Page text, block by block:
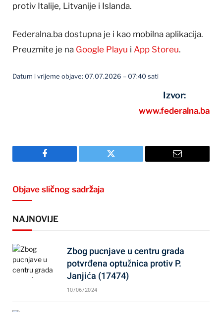
protiv Italije, Litvanije i Islanda.
Federalna.ba dostupna je i kao mobilna aplikacija.
Preuzmite je na Google Playu i App Storeu.
Datum i vrijeme objave: 07.07.2026 – 07:40 sati
Izvor:
www.federalna.ba
Facebook Twitter Email
Objave sličnog sadržaja
NAJNOVIJE
Zbog pucnjave u centru grada
potvrđena optužnica protiv P.
Janjića (17474)
10/06/2024